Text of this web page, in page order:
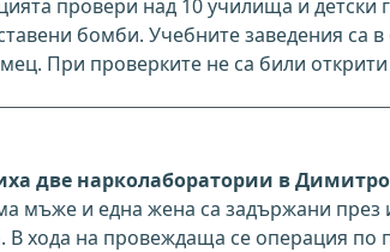
провери над 10 училища и детски
бомби. Учебните заведения са
При проверките не са били открити
две нарколаборатории в
мъже и една жена са задържани през
В хода на провеждаща се операция по